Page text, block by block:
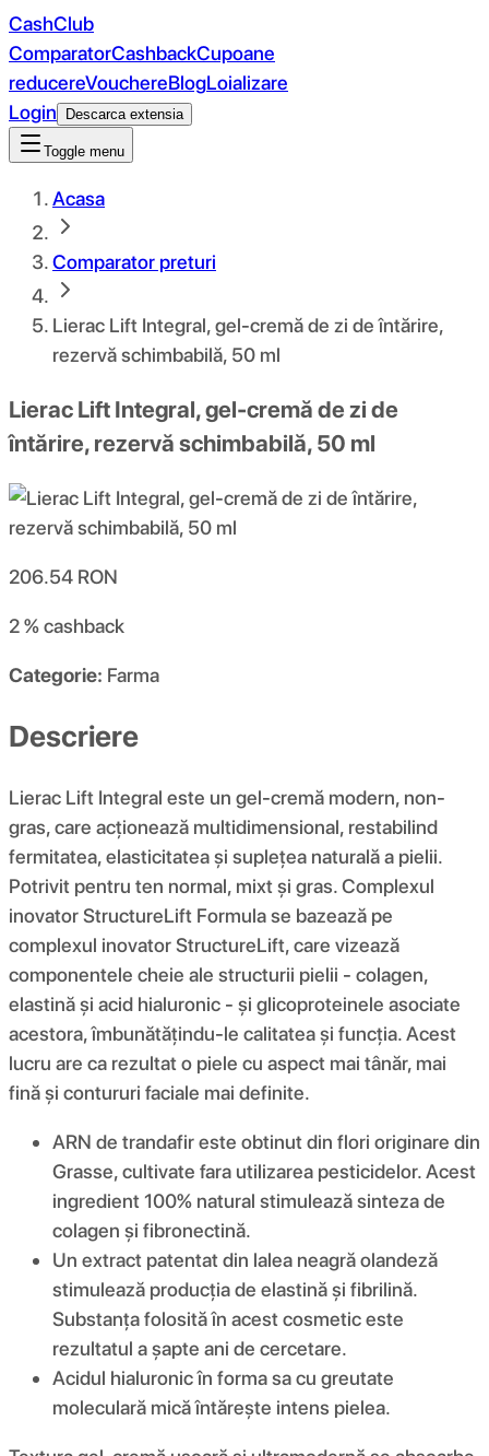
CashClub
ComparatorCashbackCupoane
reducereVouchereBlogLoializare
Login
Descarca extensia
Toggle menu
Acasa
Comparator preturi
Lierac Lift Integral, gel-cremă de zi de întărire,
rezervă schimbabilă, 50 ml
Lierac Lift Integral, gel-cremă de zi de
întărire, rezervă schimbabilă, 50 ml
206.54 RON
2 %cashback
Categorie: Farma
Descriere
Lierac Lift Integral este un gel-cremă modern, non-
gras, care acționează multidimensional, restabilind
fermitatea, elasticitatea și suplețea naturală a pielii.
Potrivit pentru ten normal, mixt și gras. Complexul
inovator StructureLift Formula se bazează pe
complexul inovator StructureLift, care vizează
componentele cheie ale structurii pielii - colagen,
elastină și acid hialuronic - și glicoproteinele asociate
acestora, îmbunătățindu-le calitatea și funcția. Acest
lucru are ca rezultat o piele cu aspect mai tânăr, mai
fină și contururi faciale mai definite.
ARN de trandafir este obtinut din flori originare din
Grasse, cultivate fara utilizarea pesticidelor. Acest
ingredient 100% natural stimulează sinteza de
colagen și fibronectină.
Un extract patentat din lalea neagră olandeză
stimulează producția de elastină și fibrilină.
Substanța folosită în acest cosmetic este
rezultatul a șapte ani de cercetare.
Acidul hialuronic în forma sa cu greutate
moleculară mică întărește intens pielea.